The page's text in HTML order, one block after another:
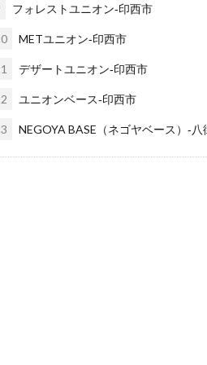
フォレストユニオン‐印西市
METユニオン‐印西市
デザートユニオン‐印西市
ユニオンベース‐印西市
NEGOYA BASE（ネゴヤベース）‐八